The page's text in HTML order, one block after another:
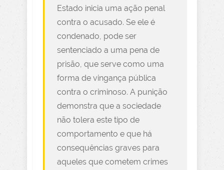
Estado inicia uma ação penal
contra o acusado. Se ele é
condenado, pode ser
sentenciado a uma pena de
prisão, que serve como uma
forma de vingança pública
contra o criminoso. A punição
demonstra que a sociedade
não tolera este tipo de
comportamento e que há
consequências graves para
aqueles que cometem crimes